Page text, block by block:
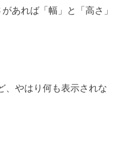
あれば「幅」と「高さ」
、やはり何も表示されな